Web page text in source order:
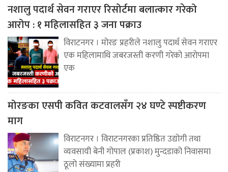
नशालु पदार्थ सेवन गराएर रिसोर्टमा बलात्कार गरेको
आरोप : १ महिलासहित ३ जना पक्राउ
विराटनगर । मोरङ प्रहरीले नशालु पदार्थ सेवन गराएर
एक महिलामाथि जबरजस्ती करणी गरेको आरोपमा
एक
मोरङका एसपी कवित कटवालसँग २४ घण्टे स्पष्टीकरण
माग
विराटनगर । विराटनगरका प्रतिष्ठित उद्योगी तथा
व्यवसायी बेनी गोपाल (प्रकाश) मुन्दडाको निवासमा
ठूलो संख्यामा प्रहरी